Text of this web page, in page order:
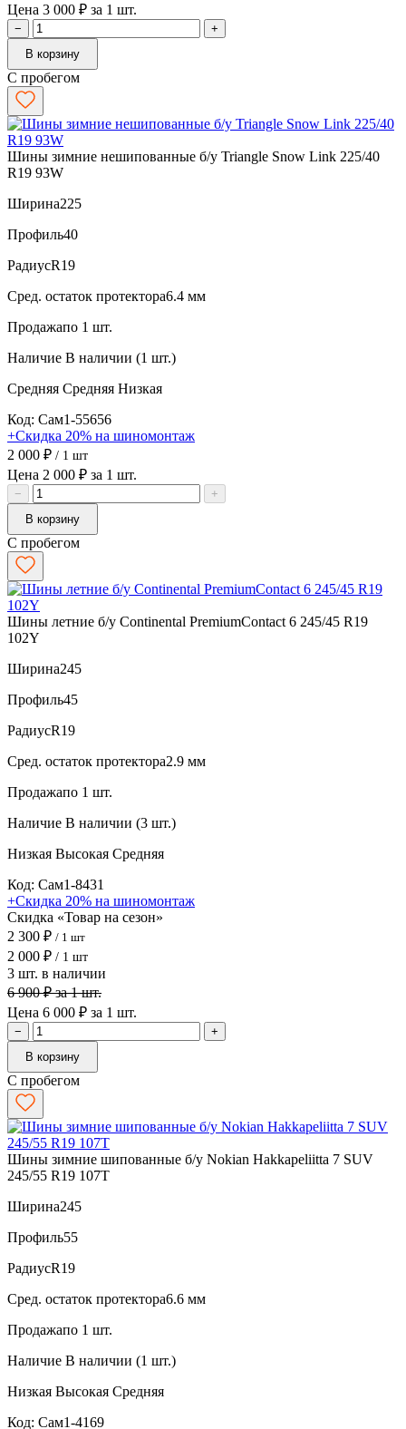
Цена 3 000 ₽ за 1 шт.
−
+
В корзину
С пробегом
Шины зимние нешипованные б/у Triangle Snow Link 225/40
R19 93W
Ширина225
Профиль40
РадиусR19
Сред. остаток протектора6.4 мм
Продажапо 1 шт.
Наличие В наличии (1 шт.)
Средняя Средняя Низкая
Код: Сам1-55656
+Скидка 20% на шиномонтаж
2 000 ₽ / 1 шт
Цена 2 000 ₽ за 1 шт.
−
+
В корзину
С пробегом
Шины летние б/у Continental PremiumContact 6 245/45 R19
102Y
Ширина245
Профиль45
РадиусR19
Сред. остаток протектора2.9 мм
Продажапо 1 шт.
Наличие В наличии (3 шт.)
Низкая Высокая Средняя
Код: Сам1-8431
+Скидка 20% на шиномонтаж
Скидка «Товар на сезон»
2 300 ₽ / 1 шт
2 000 ₽ / 1 шт
3 шт. в наличии
6 900 ₽ за 1 шт.
Цена 6 000 ₽ за 1 шт.
−
+
В корзину
С пробегом
Шины зимние шипованные б/у Nokian Hakkapeliitta 7 SUV
245/55 R19 107T
Ширина245
Профиль55
РадиусR19
Сред. остаток протектора6.6 мм
Продажапо 1 шт.
Наличие В наличии (1 шт.)
Низкая Высокая Средняя
Код: Сам1-4169